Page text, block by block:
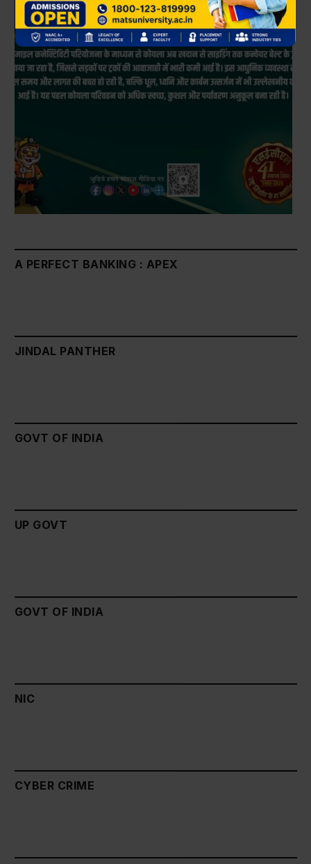
A PERFECT BANKING : APEX
JINDAL PANTHER
GOVT OF INDIA
UP GOVT
GOVT OF INDIA
NIC
CYBER CRIME